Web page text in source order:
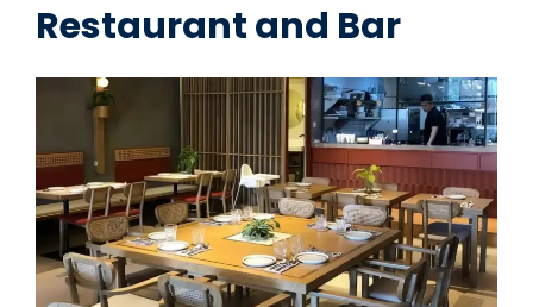
Restaurant and Bar